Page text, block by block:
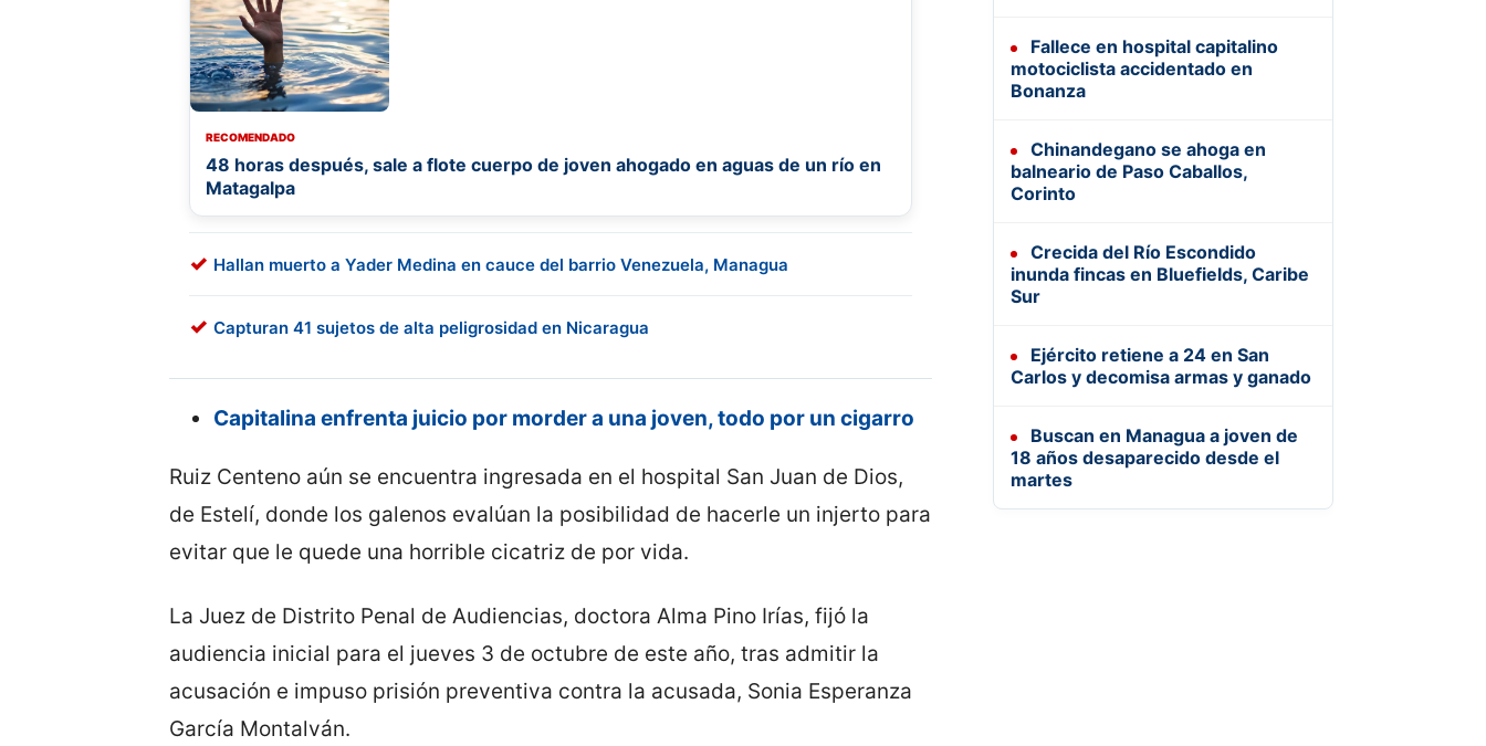
RECOMENDADO
48 horas después, sale a flote cuerpo de joven ahogado en aguas de un río en
Matagalpa
Hallan muerto a Yader Medina en cauce del barrio Venezuela, Managua
Capturan 41 sujetos de alta peligrosidad en Nicaragua
Capitalina enfrenta juicio por morder a una joven, todo por un cigarro
Ruiz Centeno aún se encuentra ingresada en el hospital San Juan de Dios,
de Estelí, donde los galenos evalúan la posibilidad de hacerle un injerto para
evitar que le quede una horrible cicatriz de por vida.
La Juez de Distrito Penal de Audiencias, doctora Alma Pino Irías, fijó la
audiencia inicial para el jueves 3 de octubre de este año, tras admitir la
acusación e impuso prisión preventiva contra la acusada, Sonia Esperanza
García Montalván.
Fallece en hospital capitalino
motociclista accidentado en
Bonanza
Chinandegano se ahoga en
balneario de Paso Caballos,
Corinto
Crecida del Río Escondido
inunda fincas en Bluefields, Caribe
Sur
Ejército retiene a 24 en San
Carlos y decomisa armas y ganado
Buscan en Managua a joven de
18 años desaparecido desde el
martes